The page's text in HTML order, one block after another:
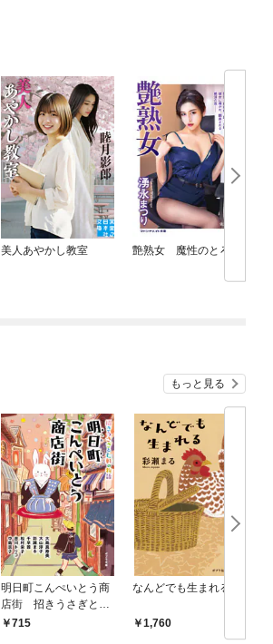
美人あやかし教室 艶熟女 魔性のとろ蜜
もっと見る
明日町こんぺいとう商
店街 招きうさぎと七
軒の物語【電子限定特
715
なんどでも生まれる
1,760